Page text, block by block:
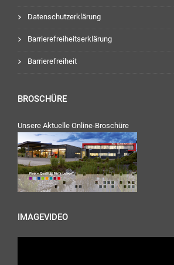
Datenschutzerklärung
Barrierefreiheitserklärung
Barrierefreiheit
BROSCHÜRE
Unsere Aktuelle Online-Broschüre
IMAGEVIDEO